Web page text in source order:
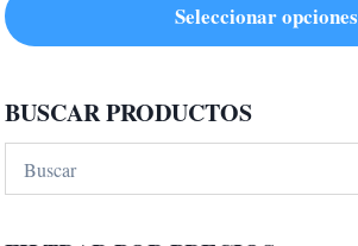
73,00€
Seleccionar opciones
tiene
múltiples
variantes.
BUSCAR PRODUCTOS